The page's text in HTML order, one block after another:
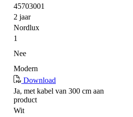
45703001
2 jaar
Nordlux
1
Nee
Modern
Download
Ja, met kabel van 300 cm aan
product
Wit